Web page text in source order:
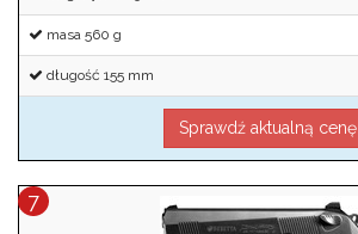
masa 560 g
długość 155 mm
Sprawdź aktualną cenę